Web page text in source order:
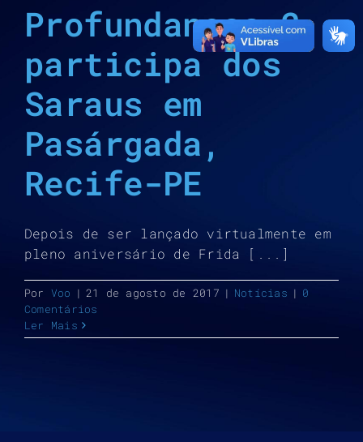
Profundanças 2
participa dos
Saraus em
Pasárgada,
Recife-PE
Depois de ser lançado virtualmente em
pleno aniversário de Frida [...]
Por Voo | 21 de agosto de 2017 | Notícias | 0
Comentários
Ler Mais